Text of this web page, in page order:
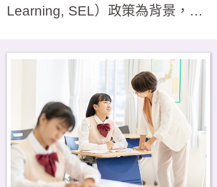
Learning, SEL）政策為背景，分
能力。其中舉述的素材，橫跨新、
舊課綱、不侷限於傳統文言或現代
白話文本；國文教學設計，長期以
來致力於融入各項議題、深究素養
教學的努力。透過多元文本的閱
讀、性格測驗的分析、社會議題的
融入，引導學生自我覺察，促進同